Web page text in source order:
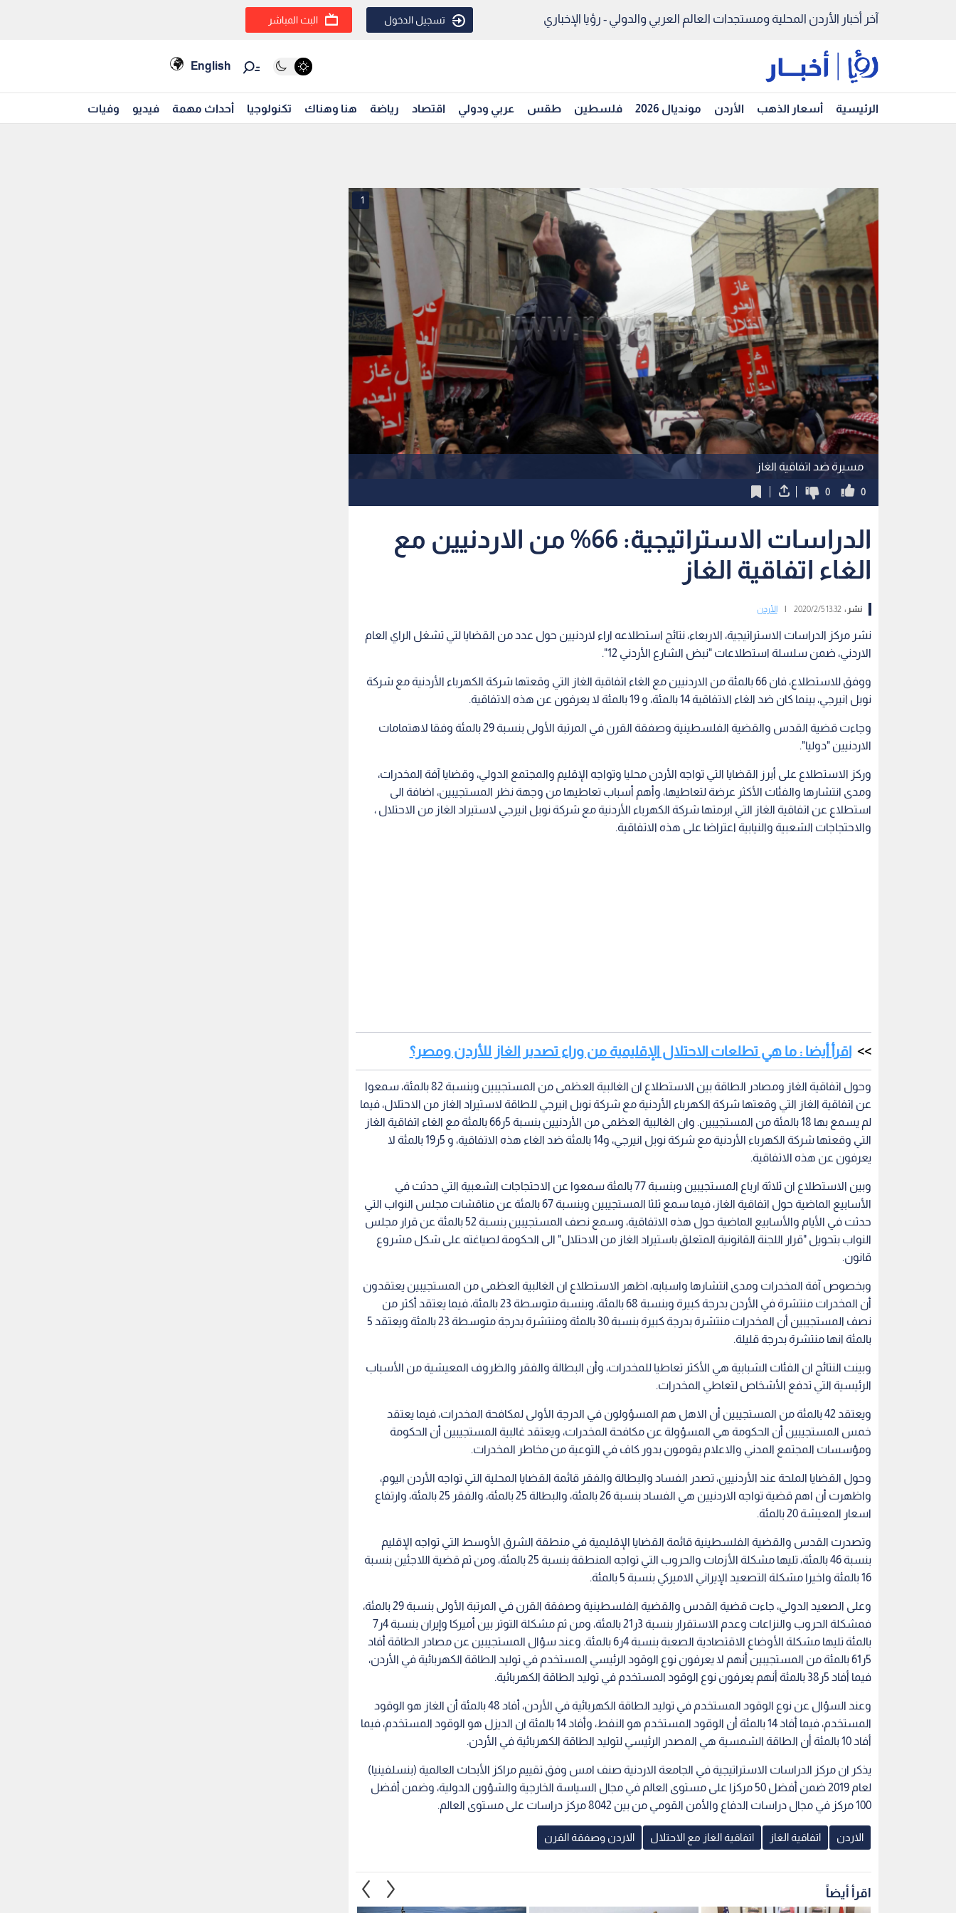
آخر أخبار الأردن المحلية ومستجدات العالم العربي والدولي - رؤيا الإخباري تسجيل الدخول البث المباشر
English
الرئيسية أسعار الذهب الأردن مونديال 2026 فلسطين طقس عربي ودولي اقتصاد رياضة هنا وهناك تكنولوجيا أحداث مهمة فيديو وفيات
مسيرة ضد اتفاقية الغاز
1
0
0
الدراسات الاستراتيجية: 66% من الاردنيين مع
الغاء اتفاقية الغاز
نشر :13:32 2020/2/5 الأردن
نشر مركز الدراسات الاستراتيجية، الاربعاء، نتائج استطلاعه اراء لاردنيين حول عدد من القضايا لتي تشغل الراي العام
الاردني، ضمن سلسلة استطلاعات "نبض الشارع الأردني 12".
ووفق للاستطلاع، فان 66 بالمئة من الاردنيين مع الغاء اتفاقية الغاز التي وقعتها شركة الكهرباء الأردنية مع شركة
نوبل انيرجي، بينما كان ضد الغاء الاتفاقية 14 بالمئة، و 19 بالمئة لا يعرفون عن هذه الاتفاقية.
وجاءت قضية القدس والقضية الفلسطينية وصفقة القرن في المرتبة الأولى بنسبة 29 بالمئة وفقا لاهتمامات
الاردنيين "دوليا".
وركز الاستطلاع على أبرز القضايا التي تواجه الأردن محليا وتواجه الإقليم والمجتمع الدولي، وقضايا آفة المخدرات،
ومدى انتشارها والفئات الأكثر عرضة لتعاطيها، وأهم أسباب تعاطيها من وجهة نظر المستجيبين، اضافة الى
استطلاع عن اتفاقية الغاز التي ابرمتها شركة الكهرباء الأردنية مع شركة نوبل انيرجي لاستيراد الغاز من الاحتلال ،
والاحتجاجات الشعبية والنيابية اعتراضا على هذه الاتفاقية.
اقرأ أيضا : ما هي تطلعات الاحتلال الإقليمية من وراء تصدير الغاز للأردن ومصر؟
وحول اتفاقية الغاز ومصادر الطاقة بين الاستطلاع ان الغالبية العظمى من المستجيبين وبنسبة 82 بالمئة، سمعوا
عن اتفاقية الغاز التي وقعتها شركة الكهرباء الأردنية مع شركة نوبل انيرجي للطاقة لاستيراد الغاز من الاحتلال، فيما
لم يسمع بها 18 بالمئة من المستجيبين. وان الغالبية العظمى من الأردنيين بنسبة 5ر66 بالمئة مع الغاء اتفاقية الغاز
التي وقعتها شركة الكهرباء الأردنية مع شركة نوبل انيرجي، و14 بالمئة ضد الغاء هذه الاتفاقية، و 5ر19 بالمئة لا
يعرفون عن هذه الاتفاقية.
وبين الاستطلاع ان ثلاثة ارباع المستجيبين وبنسبة 77 بالمئة سمعوا عن الاحتجاجات الشعبية التي حدثت في
الأسابيع الماضية حول اتفاقية الغاز، فيما سمع ثلثا المستجيبين وبنسبة 67 بالمئة عن مناقشات مجلس النواب التي
حدثت في الأيام والأسابيع الماضية حول هذه الاتفاقية، وسمع نصف المستجيبين بنسبة 52 بالمئة عن قرار مجلس
النواب بتحويل "قرار اللجنة القانونية المتعلق باستيراد الغاز من الاحتلال" الى الحكومة لصياغته على شكل مشروع
قانون.
وبخصوص آفة المخدرات ومدى انتشارها واسبابه، اظهر الاستطلاع ان الغالبية العظمى من المستجيبين يعتقدون
أن المخدرات منتشرة في الأردن بدرجة كبيرة وبنسبة 68 بالمئة، وبنسبة متوسطة 23 بالمئة، فيما يعتقد أكثر من
نصف المستجيبين أن المخدرات منتشرة بدرجة كبيرة بنسبة 30 بالمئة ومنتشرة بدرجة متوسطة 23 بالمئة ويعتقد 5
بالمئة انها منتشرة بدرجة قليلة.
وبينت النتائج ان الفئات الشبابية هي الأكثر تعاطيا للمخدرات، وأن البطالة والفقر والظروف المعيشية من الأسباب
الرئيسية التي تدفع الأشخاص لتعاطي المخدرات.
ويعتقد 42 بالمئة من المستجيبين أن الاهل هم المسؤولون في الدرجة الأولى لمكافحة المخدرات، فيما يعتقد
خمس المستجيبين أن الحكومة هي المسؤولة عن مكافحة المخدرات، ويعتقد غالبية المستجيبين أن الحكومة
ومؤسسات المجتمع المدني والاعلام يقومون بدور كاف في التوعية من مخاطر المخدرات.
وحول القضايا الملحة عند الأردنيين، تصدر الفساد والبطالة والفقر قائمة القضايا المحلية التي تواجه الأردن اليوم،
واظهرت أن اهم قضية تواجه الاردنيين هي الفساد بنسبة 26 بالمئة، والبطالة 25 بالمئة، والفقر 25 بالمئة، وارتفاع
اسعار المعيشة 20 بالمئة.
وتصدرت القدس والقضية الفلسطينية قائمة القضايا الإقليمية في منطقة الشرق الأوسط التي تواجه الإقليم
بنسبة 46 بالمئة، تليها مشكلة الأزمات والحروب التي تواجه المنطقة بنسبة 25 بالمئة، ومن ثم قضية اللاجئين بنسبة
16 بالمئة واخيرا مشكلة التصعيد الإيراني الاميركي بنسبة 5 بالمئة.
وعلى الصعيد الدولي، جاءت قضية القدس والقضية الفلسطينية وصفقة القرن في المرتبة الأولى بنسبة 29 بالمئة،
فمشكلة الحروب والنزاعات وعدم الاستقرار بنسبة 3ر21 بالمئة، ومن ثم مشكلة التوتر بين أميركا وإيران بنسبة 4ر7
بالمئة تليها مشكلة الأوضاع الاقتصادية الصعبة بنسبة 4ر6 بالمئة. وعند سؤال المستجيبين عن مصادر الطاقة أفاد
5ر61 بالمئة من المستجيبين أنهم لا يعرفون نوع الوقود الرئيسي المستخدم في توليد الطاقة الكهربائية في الأردن،
فيما أفاد 5ر38 بالمئة أنهم يعرفون نوع الوقود المستخدم في توليد الطاقة الكهربائية.
وعند السؤال عن نوع الوقود المستخدم في توليد الطاقة الكهربائية في الأردن، أفاد 48 بالمئة أن الغاز هو الوقود
المستخدم، فيما أفاد 14 بالمئة أن الوقود المستخدم هو النفط، وأفاد 14 بالمئة ان الديزل هو الوقود المستخدم، فيما
أفاد 10 بالمئة أن الطاقة الشمسية هي المصدر الرئيسي لتوليد الطاقة الكهربائية في الأردن.
يذكر ان مركز الدراسات الاستراتيجية في الجامعة الاردنية صنف امس وفق تقييم مراكز الأبحاث العالمية (بنسلفينيا)
لعام 2019 ضمن أفضل 50 مركزا على مستوى العالم في مجال السياسة الخارجية والشؤون الدولية، وضمن أفضل
100 مركز في مجال دراسات الدفاع والأمن القومي من بين 8042 مركز دراسات على مستوى العالم.
الاردن اتفاقية الغاز اتفاقية الغاز مع الاحتلال الاردن وصفقة القرن
اقرأ أيضاً